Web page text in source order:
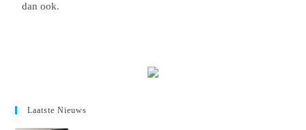
dan ook.
Laatste Nieuws